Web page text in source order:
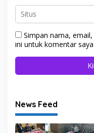
Simpan nama,
ini untuk komentar
News Feed